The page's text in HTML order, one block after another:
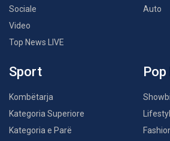
Sociale
Video
Top News LIVE
Auto
Sport
Kombëtarja
Kategoria Superiore
Kategoria e Parë
Pop